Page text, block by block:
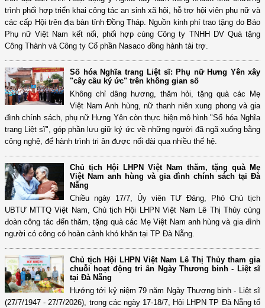
trình phối hợp triển khai công tác an sinh xã hội, hỗ trợ hội viên phụ nữ và
các cấp Hội trên địa bàn tỉnh Đồng Tháp. Nguồn kinh phí trao tặng do Báo
Phụ nữ Việt Nam kết nối, phối hợp cùng Công ty TNHH DV Quà tặng
Công Thành và Công ty Cổ phần Nasaco đồng hành tài trợ.
Số hóa Nghĩa trang Liệt sĩ: Phụ nữ Hưng Yên xây
"cây cầu ký ức" trên không gian số
Không chỉ dâng hương, thăm hỏi, tặng quà các Mẹ
Việt Nam Anh hùng, nữ thanh niên xung phong và gia
đình chính sách, phụ nữ Hưng Yên còn thực hiện mô hình "Số hóa Nghĩa
trang Liệt sĩ", góp phần lưu giữ ký ức về những người đã ngã xuống bằng
công nghệ, để hành trình tri ân được nối dài qua nhiều thế hệ.
Chủ tịch Hội LHPN Việt Nam thăm, tặng quà Mẹ
Việt Nam anh hùng và gia đình chính sách tại Đà
Nẵng
Chiều ngày 17/7, Ủy viên TƯ Đảng, Phó Chủ tịch
UBTƯ MTTQ Việt Nam, Chủ tịch Hội LHPN Việt Nam Lê Thị Thủy cùng
đoàn công tác đến thăm, tặng quà các Mẹ Việt Nam anh hùng và gia đình
người có công có hoàn cảnh khó khăn tại TP Đà Nẵng.
Chủ tịch Hội LHPN Việt Nam Lê Thị Thủy tham gia
chuỗi hoạt động tri ân Ngày Thương binh - Liệt sĩ
tại Đà Nẵng
Hướng tới kỷ niệm 79 năm Ngày Thương binh - Liệt sĩ
(27/7/1947 - 27/7/2026), trong các ngày 17-18/7, Hội LHPN TP Đà Nẵng tổ